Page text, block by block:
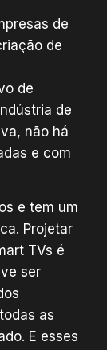
de
de
de
de
não há
e com
e tem um
Projetar
TVs é
ser
as
E esses